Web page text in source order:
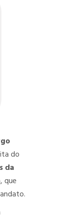
do
da
que